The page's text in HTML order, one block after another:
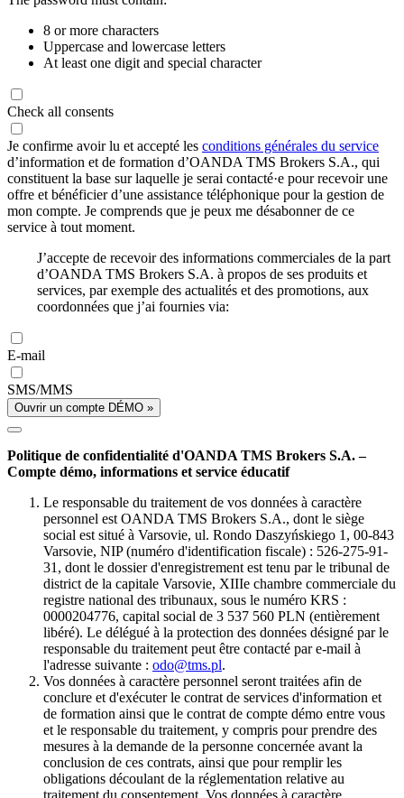
8 or more characters
Uppercase and lowercase letters
At least one digit and special character
Check all consents
Je confirme avoir lu et accepté les conditions générales du service
d’information et de formation d’OANDA TMS Brokers S.A., qui
constituent la base sur laquelle je serai contacté·e pour recevoir une
offre et bénéficier d’une assistance téléphonique pour la gestion de
mon compte. Je comprends que je peux me désabonner de ce
service à tout moment.
J’accepte de recevoir des informations commerciales de la part
d’OANDA TMS Brokers S.A. à propos de ses produits et
services, par exemple des actualités et des promotions, aux
coordonnées que j’ai fournies via:
E-mail
SMS/MMS
Ouvrir un compte DÉMO »
Politique de confidentialité d'OANDA TMS Brokers S.A. –
Compte démo, informations et service éducatif
Le responsable du traitement de vos données à caractère
personnel est OANDA TMS Brokers S.A., dont le siège
social est situé à Varsovie, ul. Rondo Daszyńskiego 1, 00-843
Varsovie, NIP (numéro d'identification fiscale) : 526-275-91-
31, dont le dossier d'enregistrement est tenu par le tribunal de
district de la capitale Varsovie, XIIIe chambre commerciale du
registre national des tribunaux, sous le numéro KRS :
0000204776, capital social de 3 537 560 PLN (entièrement
libéré). Le délégué à la protection des données désigné par le
responsable du traitement peut être contacté par e-mail à
l'adresse suivante : odo@tms.pl.
Vos données à caractère personnel seront traitées afin de
conclure et d'exécuter le contrat de services d'information et
de formation ainsi que le contrat de compte démo entre vous
et le responsable du traitement, y compris pour prendre des
mesures à la demande de la personne concernée avant la
conclusion de ces contrats, ainsi que pour remplir les
obligations découlant de la réglementation relative au
traitement du consentement. Vos données à caractère